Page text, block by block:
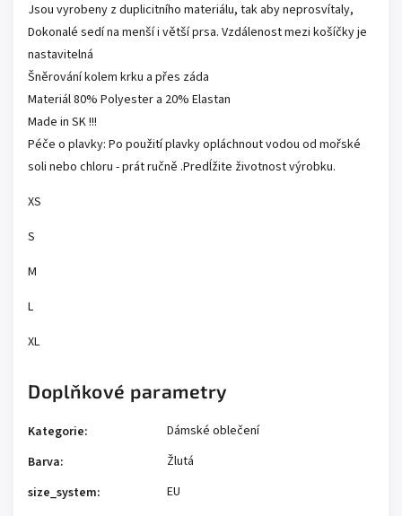
Jsou vyrobeny z duplicitního materiálu, tak aby neprosvítaly,
Dokonalé sedí na menší i větší prsa. Vzdálenost mezi košíčky je
nastavitelná
Šněrování kolem krku a přes záda
Materiál 80% Polyester a 20% Elastan
Made in SK !!!
Péče o plavky: Po použití plavky opláchnout vodou od mořské
soli nebo chloru - prát ručně .Predĺžite životnost výrobku.
XS
S
M
L
XL
Doplňkové parametry
Kategorie:
Dámské oblečení
Barva:
Žlutá
size_system: EU